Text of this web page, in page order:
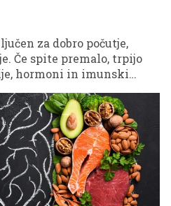
za dobro počutje,
Če spite premalo, trpijo
hormoni in imunski
sloga izboljšati nočni
vplivati na svoje